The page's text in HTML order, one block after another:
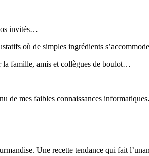
invités…
où de simples ingrédients
la famille, amis et collègues de boulot…
de mes faibles connaissances
Une recette tendance qui fait